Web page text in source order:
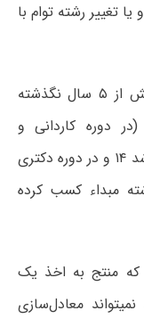
تغییر رشته توام با
از زمان گذراندن آن درس بیش از ۵ سال نگذشته
دوره کاردانی و
کارشناسی ۱۲، در دوره کارشناسی ارشد ۱۴ و در دوره دکتری
رشته مبداء کسب کرده
منتج به اخذ یک
معادل‌سازی